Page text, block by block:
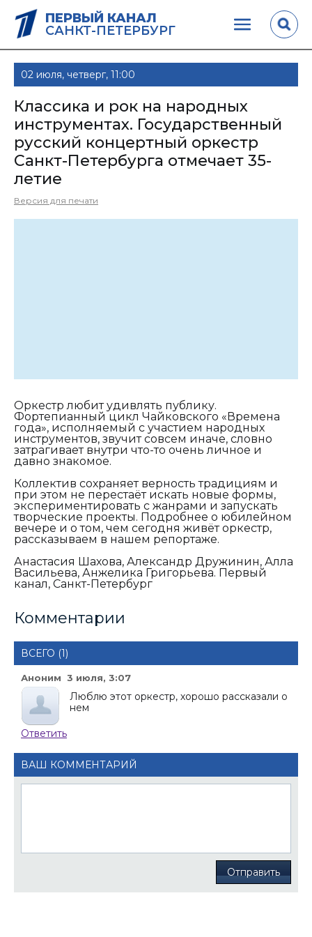
ПЕРВЫЙ КАНАЛ
САНКТ-ПЕТЕРБУРГ
02 июля, четверг, 11:00
Классика и рок на народных
инструментах. Государственный
русский концертный оркестр
Санкт-Петербурга отмечает 35-
летие
Версия для печати
Оркестр любит удивлять публику.
Фортепианный цикл Чайковского «Времена
года», исполняемый с участием народных
инструментов, звучит совсем иначе, словно
затрагивает внутри что-то очень личное и
давно знакомое.
Коллектив сохраняет верность традициям и
при этом не перестаёт искать новые формы,
экспериментировать с жанрами и запускать
творческие проекты. Подробнее о юбилейном
вечере и о том, чем сегодня живёт оркестр,
рассказываем в нашем репортаже.
Анастасия Шахова, Александр Дружинин, Алла
Васильева, Анжелика Григорьева. Первый
канал, Санкт-Петербург
Комментарии
ВСЕГО (1)
Аноним 3 июля, 3:07
Люблю этот оркестр, хорошо рассказали о
нем
Ответить
ВАШ КОММЕНТАРИЙ
Отправить